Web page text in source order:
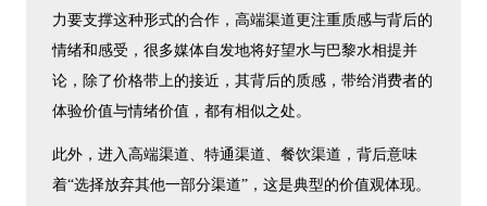
力要支撑这种形式的合作，高端渠道更注重质感与背后的
情绪和感受，很多媒体自发地将好望水与巴黎水相提并
论，除了价格带上的接近，其背后的质感，带给消费者的
体验价值与情绪价值，都有相似之处。
此外，进入高端渠道、特通渠道、餐饮渠道，背后意味
着“选择放弃其他一部分渠道”，这是典型的价值观体现。